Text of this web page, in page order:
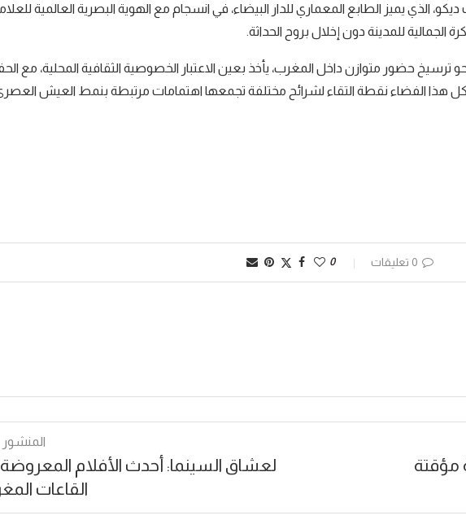
الذي يميز الطابع المعماري للدار البيضاء، في انسجام مع الهوية البصرية العالمية
الجمالية للمدينة دون إخلال بروح الحداثة.
ترسيخ حضور متوازن داخل المغرب، يأخذ بعين الاعتبار الخصوصية الثقافية المحلية، مع
يشكل هذا الفضاء نقطة التقاء لشرائح مختلفة تجمعها اهتمامات مرتبطة بنمط العيش
0 تعليقات 0
مؤقتة
المنشور
لعشاق السينما: أحدث الأفلام
القاعات